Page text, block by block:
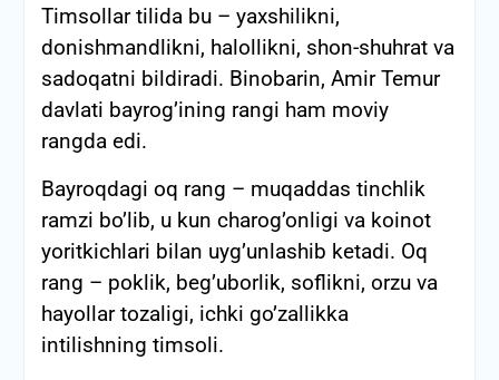
Timsollar tilida bu – yaxshilikni,
donishmandlikni, halollikni, shon-shuhrat va
sadoqatni bildiradi. Binobarin, Amir Temur
davlati bayrog’ining rangi ham moviy
rangda edi.
Bayroqdagi oq rang – muqaddas tinchlik
ramzi bo’lib, u kun charog’onligi va koinot
yoritkichlari bilan uyg’unlashib ketadi. Oq
rang – poklik, beg’uborlik, soflikni, orzu va
hayollar tozaligi, ichki go’zallikka
intilishning timsoli.